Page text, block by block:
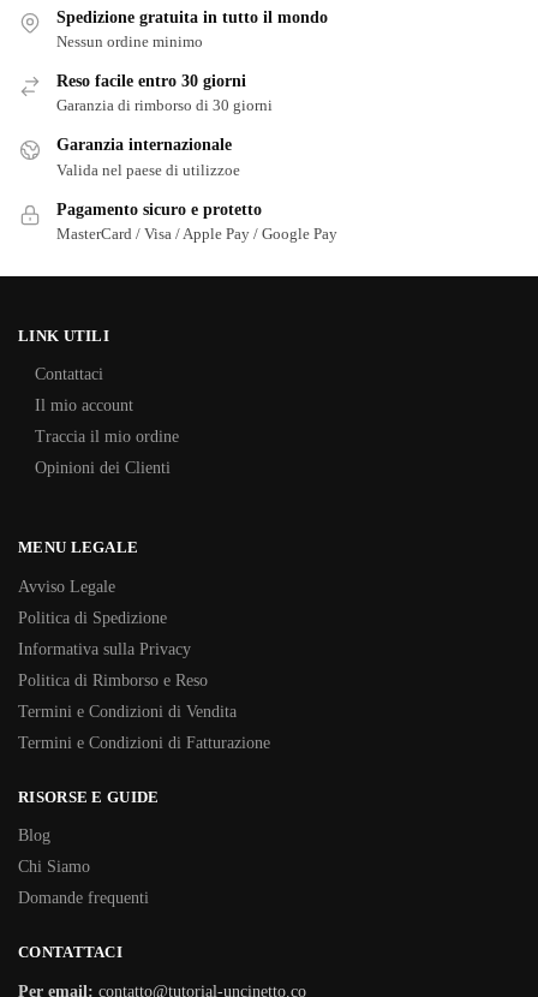
Spedizione gratuita in tutto il mondo
Nessun ordine minimo
Reso facile entro 30 giorni
Garanzia di rimborso di 30 giorni
Garanzia internazionale
Valida nel paese di utilizzoe
Pagamento sicuro e protetto
MasterCard / Visa / Apple Pay / Google Pay
LINK UTILI
Contattaci
Il mio account
Traccia il mio ordine
Opinioni dei Clienti
MENU LEGALE
Avviso Legale
Politica di Spedizione
Informativa sulla Privacy
Politica di Rimborso e Reso
Termini e Condizioni di Vendita
Termini e Condizioni di Fatturazione
RISORSE E GUIDE
Blog
Chi Siamo
Domande frequenti
CONTATTACI
Per email: contatto@tutorial-uncinetto.co